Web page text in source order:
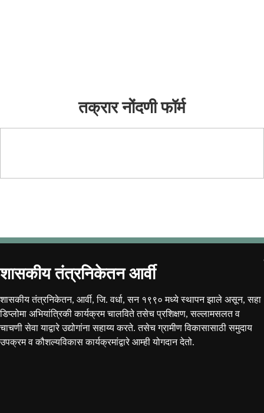
तक्रार नोंदणी फॉर्म
शासकीय तंत्रनिकेतन आर्वी
शासकीय तंत्रनिकेतन, आर्वी, जि. वर्धा, सन १९९० मध्ये स्थापन झाले असून, सहा
डिप्लोमा अभियांत्रिकी कार्यक्रम चालविते तसेच प्रशिक्षण, सल्लामसलत व
चाचणी सेवा याद्वारे उद्योगांना सहाय्य करते. तसेच ग्रामीण विकासासाठी समुदाय
उपक्रम व कौशल्यविकास कार्यक्रमांद्वारे आम्ही योगदान देतो.